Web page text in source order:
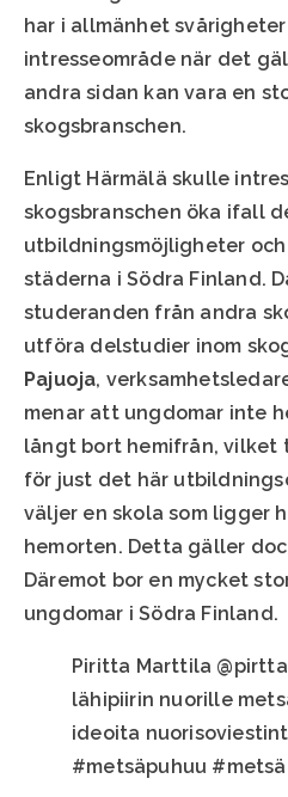
har i allmänhet
intresseområde när det
andra sidan kan vara en
skogsbranschen.
Enligt Härmälä skulle
skogsbranschen öka ifall
utbildningsmöjligheter
städerna i Södra Finland.
studeranden från andra
utföra delstudier inom
Pajuoja,
menar att ungdomar inte
långt bort hemifrån,
för just det här
väljer en skola som ligger
hemorten. Detta gäller
Däremot bor en mycket
ungdomar i Södra Finland.
Piritta Marttila
lähipiirin nuorille
ideoita
#metsäpuhuu